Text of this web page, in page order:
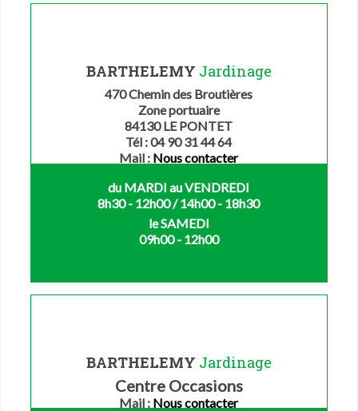
BARTHELEMY Jardinage
470 Chemin des Broutières
Zone portuaire
84130 LE PONTET
Tél : 04 90 31 44 64
Mail : Nous contacter
du MARDI au VENDREDI
8h30 - 12h00 / 14h00 - 18h30
le SAMEDI
09h00 - 12h00
BARTHELEMY Jardinage
Centre Occasions
Mail : Nous contacter